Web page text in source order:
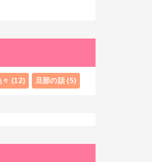
(12) 旦那の話 (5)